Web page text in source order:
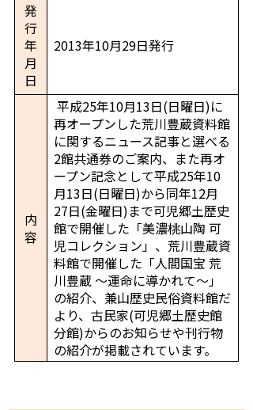
発
行
年
月
日
2013年10月29日発行
内
容
平成25年10月13日(日曜日)に
再オープンした荒川豊蔵資料館
に関するニュース記事と選べる
2館共通券のご案内、また再オ
ープン記念として平成25年10
月13日(日曜日)から同年12月
27日(金曜日)まで可児郷土歴史
館で開催した「美濃桃山陶 可
児コレクション」、荒川豊蔵資
料館で開催した「人間国宝 荒
川豊蔵 ～運命に導かれて～」
の紹介、兼山歴史民俗資料館だ
より、古民家(可児郷土歴史館
分館)からのお知らせや刊行物
の紹介が掲載されています。